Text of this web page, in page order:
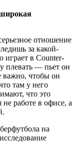
отношение
за какой-
играет в Counter-
плевать — пьет он
важно, чтобы он
там у него
что это
работе в офисе, а
на